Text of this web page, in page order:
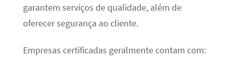
garantem serviços de qualidade, além de
oferecer segurança ao cliente.
Empresas certificadas geralmente contam com: